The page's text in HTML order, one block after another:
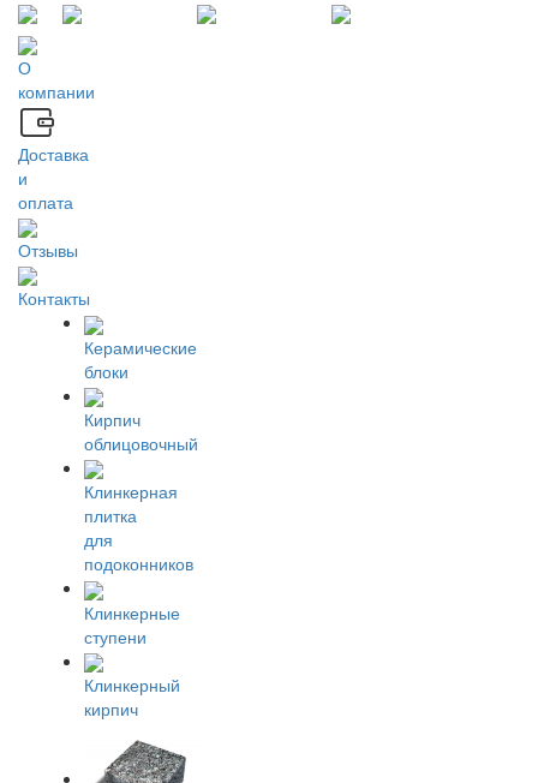
О
компании
Доставка
и
оплата
Отзывы
Контакты
Керамические
блоки
Кирпич
облицовочный
Клинкерная
плитка
для
подоконников
Клинкерные
ступени
Клинкерный
кирпич